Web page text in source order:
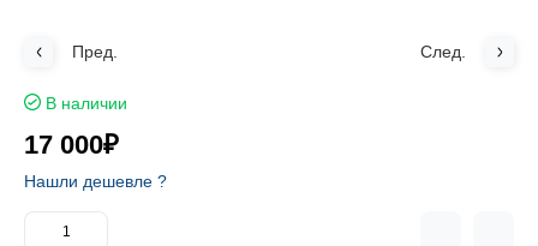
Пред. След.
В наличии
17 000₽
Нашли дешевле ?